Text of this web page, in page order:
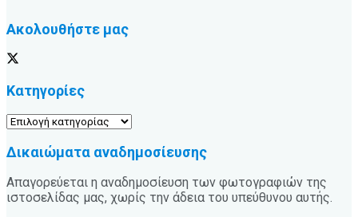
Ακολουθήστε μας
Κατηγορίες
Κατηγορίες
Δικαιώματα αναδημοσίευσης
Απαγορεύεται η αναδημοσίευση των φωτογραφιών της
ιστοσελίδας μας, χωρίς την άδεια του υπεύθυνου αυτής.